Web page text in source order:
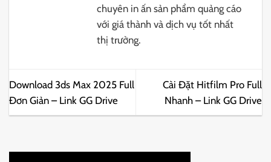
chuyên in ấn sản phẩm quảng cáo
với giá thành và dịch vụ tốt nhất
thị trường.
Download 3ds Max 2025 Full
Đơn Giản – Link GG Drive
Cài Đặt Hitfilm Pro Full
Nhanh – Link GG Drive